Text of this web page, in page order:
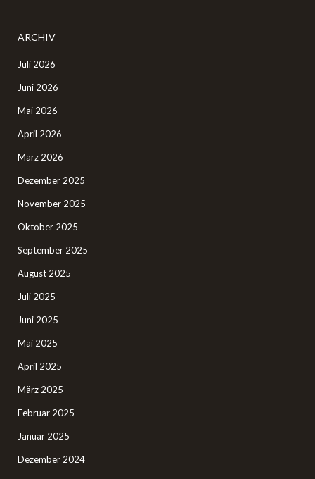
ARCHIV
Juli 2026
Juni 2026
Mai 2026
April 2026
März 2026
Dezember 2025
November 2025
Oktober 2025
September 2025
August 2025
Juli 2025
Juni 2025
Mai 2025
April 2025
März 2025
Februar 2025
Januar 2025
Dezember 2024